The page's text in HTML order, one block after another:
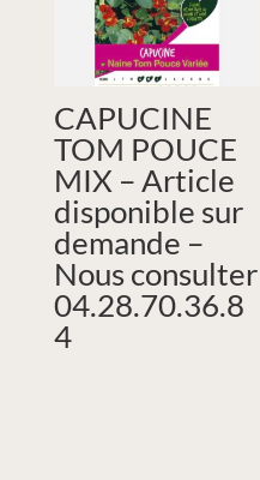
CAPUCINE
TOM POUCE
MIX – Article
disponible sur
demande –
Nous consulter
04.28.70.36.8
4